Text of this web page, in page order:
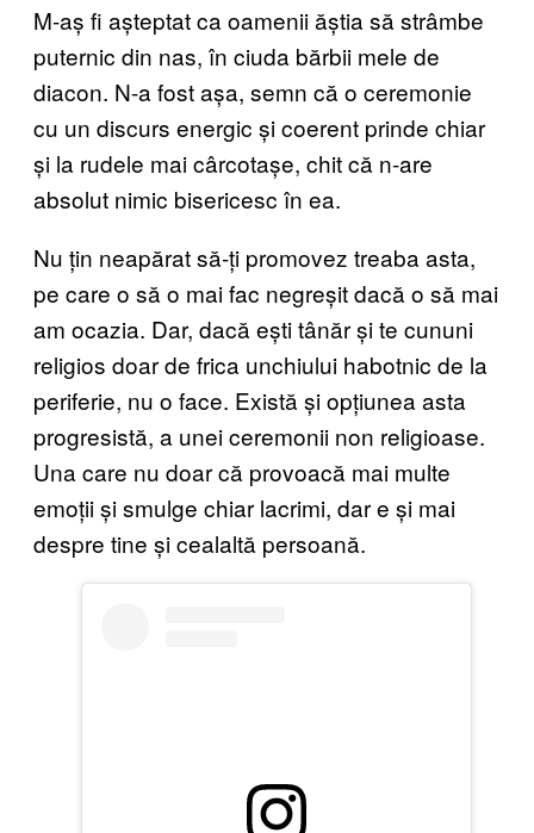
M-aș fi așteptat ca oamenii ăștia să strâmbe
puternic din nas, în ciuda bărbii mele de
diacon. N-a fost așa, semn că o ceremonie
cu un discurs energic și coerent prinde chiar
și la rudele mai cârcotașe, chit că n-are
absolut nimic bisericesc în ea.
Nu țin neapărat să-ți promovez treaba asta,
pe care o să o mai fac negreșit dacă o să mai
am ocazia. Dar, dacă ești tânăr și te cununi
religios doar de frica unchiului habotnic de la
periferie, nu o face. Există și opțiunea asta
progresistă, a unei ceremonii non religioase.
Una care nu doar că provoacă mai multe
emoții și smulge chiar lacrimi, dar e și mai
despre tine și cealaltă persoană.